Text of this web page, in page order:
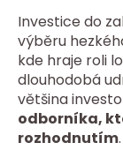
Investice do
výběru
kde hraje roli
dlouhodobá
většina
odborníka,
rozhodnutím.